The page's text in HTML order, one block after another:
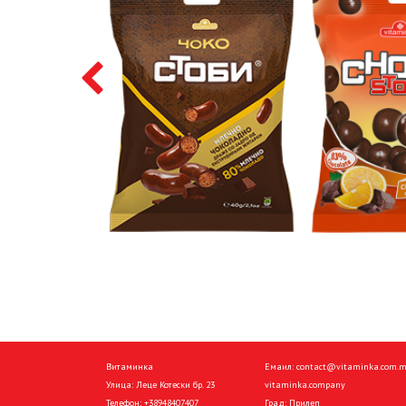
Витаминка
Улица: Леце Котески бр. 23
Телефон: +38948407407
Емаил:
vitaminka.company
Град: Прилеп